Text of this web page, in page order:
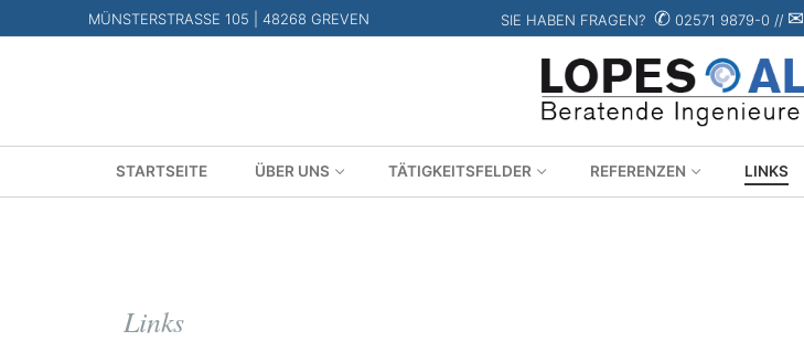
MÜNSTERSTRASSE 105 | 48268 GREVEN SIE HABEN FRAGEN? ✆02571 9879-0 // ✉
STARTSEITE ÜBER UNS TÄTIGKEITSFELDER REFERENZEN LINKS
Links